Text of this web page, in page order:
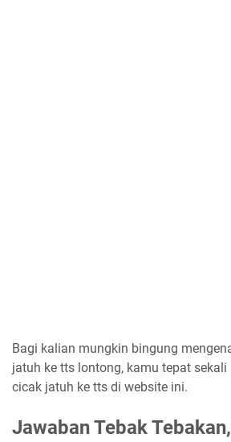
Bagi kalian mungkin bingung
jatuh ke tts lontong, kamu tepat sekali
cicak jatuh ke tts di website ini.
Jawaban Tebak